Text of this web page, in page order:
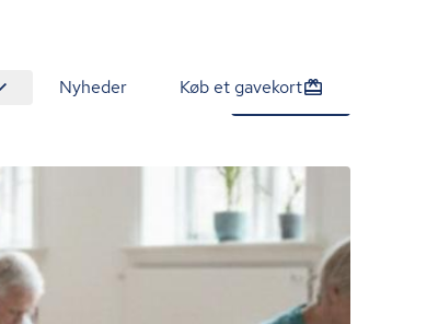
Nyheder Køb et gavekort
725 kr. /person Tilmeld nu